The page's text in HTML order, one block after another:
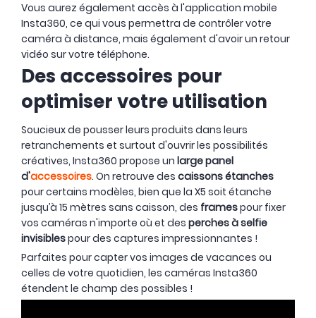
Vous aurez également accès à l'application mobile
Insta360, ce qui vous permettra de contrôler votre
caméra à distance, mais également d'avoir un retour
vidéo sur votre téléphone.
Des accessoires pour
optimiser votre utilisation
Soucieux de pousser leurs produits dans leurs
retranchements et surtout d'ouvrir les possibilités
créatives, Insta360 propose un large panel
d'accessoires. On retrouve des caissons étanches
pour certains modèles, bien que la X5 soit étanche
jusqu’à 15 mètres sans caisson, des framespour fixer
vos caméras n'importe où et des perches à selfie
invisiblespour des captures impressionnantes !
Parfaites pour capter vos images de vacances ou
celles de votre quotidien, les caméras Insta360
étendent le champ des possibles !